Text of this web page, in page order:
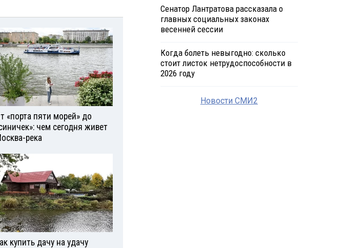
«порта пяти морей» до
чем сегодня живет
река
купить дачу на удачу
Сенатор Лантратова рассказала о
главных социальных законах
весенней сессии
Когда болеть невыгодно: сколько
стоит листок нетрудоспособности в
2026 году
Новости СМИ2